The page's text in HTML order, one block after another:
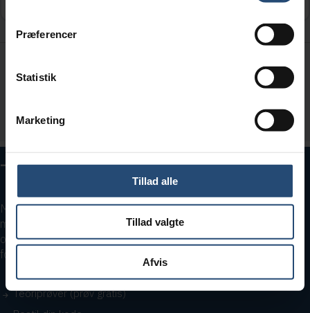
Præferencer
Statistik
Marketing
Tillad alle
Tillad valgte
Afvis
– Bestå teoriprøven første gang
Med vores teoritest kan du øve lige så meget, du vil – og lidt
mere. Sig farvel til stress og hej til selvtillid. Vi gør det nemt og
overskueligt at blive klar, så du kan klare teoriprøven i første
forsøg og komme et skridt tættere på friheden bag rattet!
Teoriprøver (prøv gratis)